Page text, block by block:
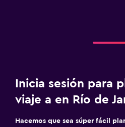
Inicia sesión para
viaje a en Río de
Hacemos que sea súper fácil